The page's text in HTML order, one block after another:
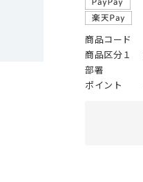
商品コード
商品区分１
部署
ポイント